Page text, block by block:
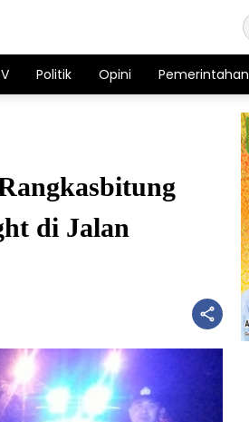
Politik Opini Pemerintahan
di Jalan